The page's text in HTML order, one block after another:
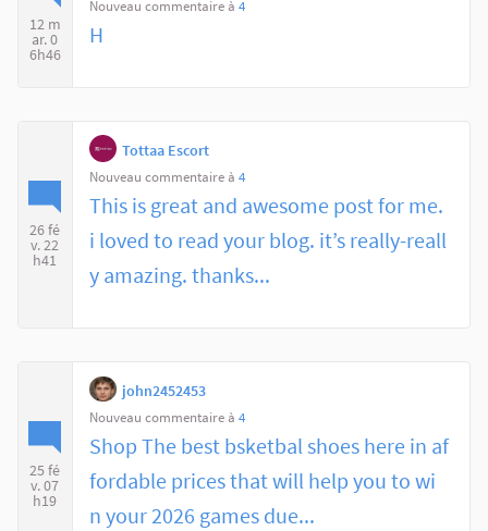
12 m
ar. 0
6h46
Nouveau commentaire à 4
H
26 fé
v. 22
h41
Tottaa Escort
Nouveau commentaire à 4
This is great and awesome post for me.
i loved to read your blog. it’s really-reall
y amazing. thanks...
25 fé
v. 07
h19
john2452453
Nouveau commentaire à 4
Shop The best bsketbal shoes here in af
fordable prices that will help you to wi
n your 2026 games due...